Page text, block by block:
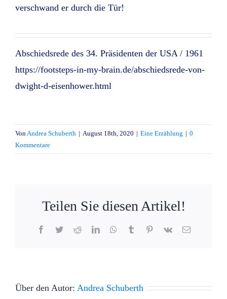
verschwand er durch die Tür!
Abschiedsrede des 34. Präsidenten der USA / 1961
https://footsteps-in-my-brain.de/abschiedsrede-von-
dwight-d-eisenhower.html
Von Andrea Schuberth | August 18th, 2020 | Eine Erzählung | 0
Kommentare
Teilen Sie diesen Artikel!
Facebook
TwitterRedditLinkedInWhatsApp
TumblrPinterest
Vk
E-
Über den Autor: Andrea Schuberth